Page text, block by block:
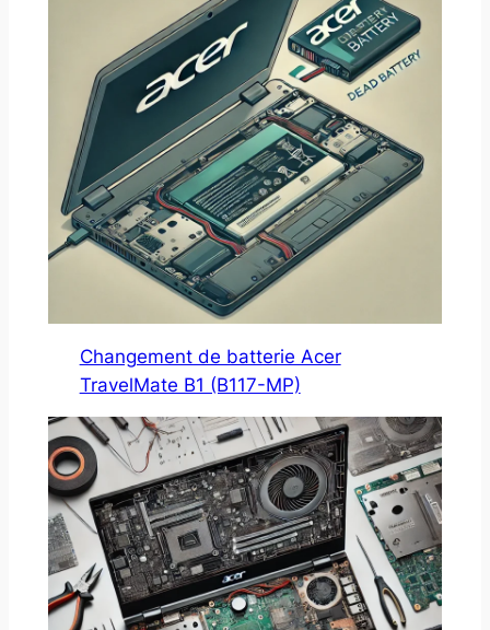
Changement de batterie Acer
TravelMate B1 (B117-MP)